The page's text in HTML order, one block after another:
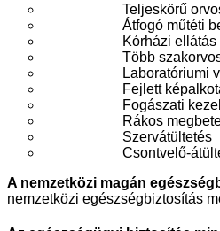
Teljeskörű
Átfogó műtéti
Kórházi ellátás
Több
Laboratóriumi
Fejlett
Fogászati
Rákos
Szervátültetés
Csontvelő-
A nemzetközi magán
nemzetközi egészségbiztosítás